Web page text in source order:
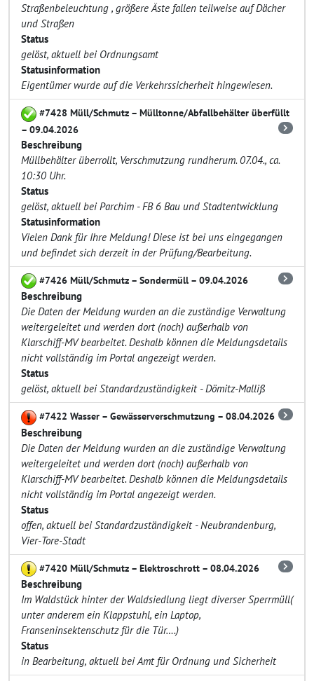
Straßenbeleuchtung , größere Äste fallen teilweise auf Dächer
und Straßen
Status
gelöst, aktuell bei Ordnungsamt
Statusinformation
Eigentümer wurde auf die Verkehrssicherheit hingewiesen.
#7428 Müll/Schmutz – Mülltonne/Abfallbehälter überfüllt
– 09.04.2026
Beschreibung
Müllbehälter überrollt, Verschmutzung rundherum. 07.04., ca.
10:30 Uhr.
Status
gelöst, aktuell bei Parchim - FB 6 Bau und Stadtentwicklung
Statusinformation
Vielen Dank für Ihre Meldung! Diese ist bei uns eingegangen
und befindet sich derzeit in der Prüfung/Bearbeitung.
#7426 Müll/Schmutz – Sondermüll – 09.04.2026
Beschreibung
Die Daten der Meldung wurden an die zuständige Verwaltung
weitergeleitet und werden dort (noch) außerhalb von
Klarschiff-MV bearbeitet. Deshalb können die Meldungsdetails
nicht vollständig im Portal angezeigt werden.
Status
gelöst, aktuell bei Standardzuständigkeit - Dömitz-Malliß
#7422 Wasser – Gewässerverschmutzung – 08.04.2026
Beschreibung
Die Daten der Meldung wurden an die zuständige Verwaltung
weitergeleitet und werden dort (noch) außerhalb von
Klarschiff-MV bearbeitet. Deshalb können die Meldungsdetails
nicht vollständig im Portal angezeigt werden.
Status
offen, aktuell bei Standardzuständigkeit - Neubrandenburg,
Vier-Tore-Stadt
#7420 Müll/Schmutz – Elektroschrott – 08.04.2026
Beschreibung
Im Waldstück hinter der Waldsiedlung liegt diverser Sperrmüll(
unter anderem ein Klappstuhl, ein Laptop,
Franseninsektenschutz für die Tür….)
Status
in Bearbeitung, aktuell bei Amt für Ordnung und Sicherheit